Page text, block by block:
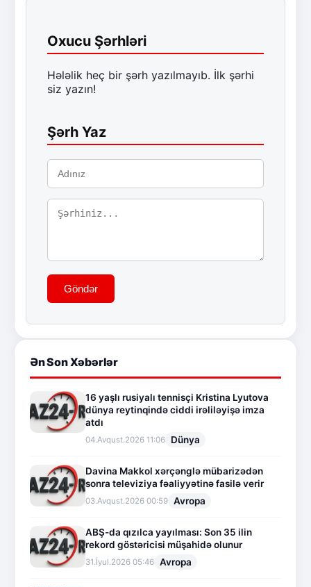
Oxucu Şərhləri
Hələlik heç bir şərh yazılmayıb. İlk şərhi
siz yazın!
Şərh Yaz
Göndər
Ən Son Xəbərlər
16 yaşlı rusiyalı tennisçi Kristina Lyutova
dünya reytinqində ciddi irəliləyişə imza
atdı
04.Avqust.2026 11:06 Dünya
Davina Makkol xərçənglə mübarizədən
sonra televiziya fəaliyyətinə fasilə verir
03.Avqust.2026 00:59 Avropa
ABŞ-da qızılca yayılması: Son 35 ilin
rekord göstəricisi müşahidə olunur
31.İyul.2026 05:46 Avropa